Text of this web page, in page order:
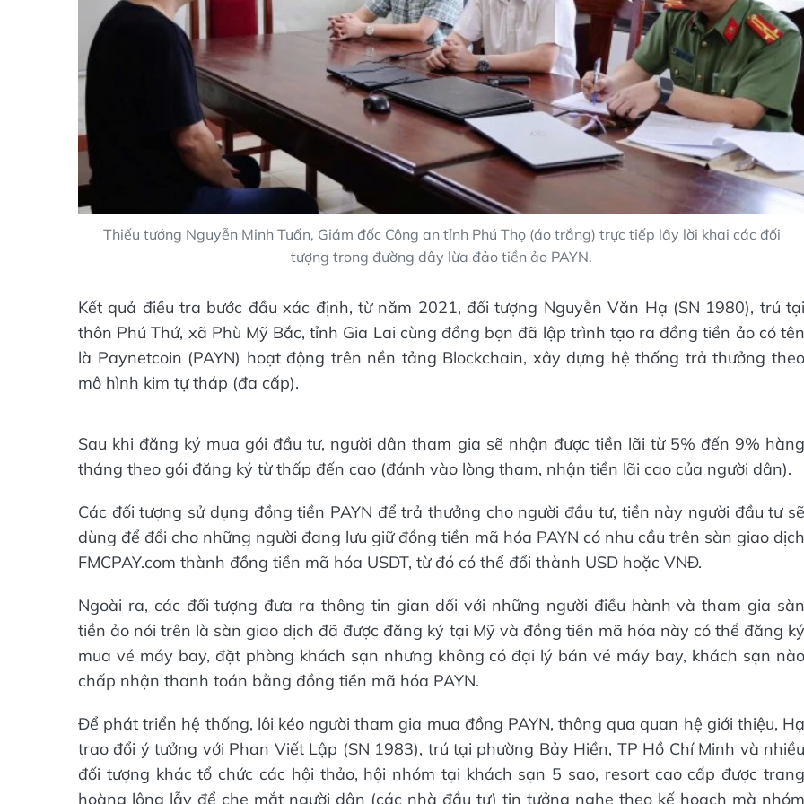
Thiếu tướng Nguyễn Minh Tuấn, Giám đốc Công an tỉnh Phú Thọ (áo trắng) trực tiếp lấy lời khai các đối
tượng trong đường dây lừa đảo tiền ảo PAYN.
Kết quả điều tra bước đầu xác định, từ năm 2021, đối tượng Nguyễn Văn Hạ (SN 1980), trú tại
thôn Phú Thứ, xã Phù Mỹ Bắc, tỉnh Gia Lai cùng đồng bọn đã lập trình tạo ra đồng tiền ảo có tên
là Paynetcoin (PAYN) hoạt động trên nền tảng Blockchain, xây dựng hệ thống trả thưởng theo
mô hình kim tự tháp (đa cấp).
Sau khi đăng ký mua gói đầu tư, người dân tham gia sẽ nhận được tiền lãi từ 5% đến 9% hàng
tháng theo gói đăng ký từ thấp đến cao (đánh vào lòng tham, nhận tiền lãi cao của người dân).
Các đối tượng sử dụng đồng tiền PAYN để trả thưởng cho người đầu tư, tiền này người đầu tư sẽ
dùng để đổi cho những người đang lưu giữ đồng tiền mã hóa PAYN có nhu cầu trên sàn giao dịch
FMCPAY.com thành đồng tiền mã hóa USDT, từ đó có thể đổi thành USD hoặc VNĐ.
Ngoài ra, các đối tượng đưa ra thông tin gian dối với những người điều hành và tham gia sàn
tiền ảo nói trên là sàn giao dịch đã được đăng ký tại Mỹ và đồng tiền mã hóa này có thể đăng ký
mua vé máy bay, đặt phòng khách sạn nhưng không có đại lý bán vé máy bay, khách sạn nào
chấp nhận thanh toán bằng đồng tiền mã hóa PAYN.
Để phát triển hệ thống, lôi kéo người tham gia mua đồng PAYN, thông qua quan hệ giới thiệu, Hạ
trao đổi ý tưởng với Phan Viết Lập (SN 1983), trú tại phường Bảy Hiền, TP Hồ Chí Minh và nhiều
đối tượng khác tổ chức các hội thảo, hội nhóm tại khách sạn 5 sao, resort cao cấp được trang
hoàng lộng lẫy để che mắt người dân (các nhà đầu tư) tin tưởng nghe theo kế hoạch mà nhóm